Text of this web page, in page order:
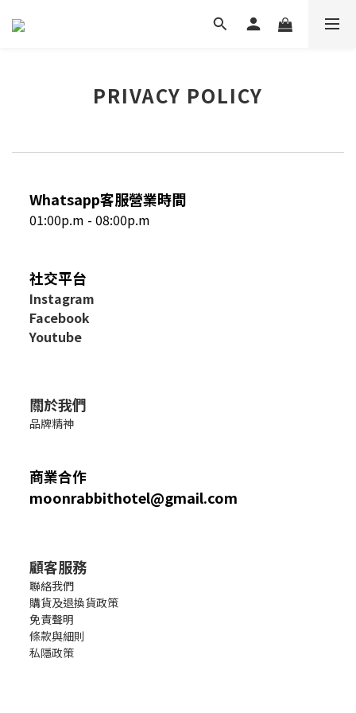
PRIVACY POLICY
Whatsapp客服營業時間
01:00p.m - 08:00p.m
社交平台
Instagram
Facebook
Youtube
關於我們
品牌精神
商業合作
moonrabbithotel@gmail.com
顧客服務
聯絡我們
購貨及退換貨政策
免責聲明
條款與細則
私隱政策